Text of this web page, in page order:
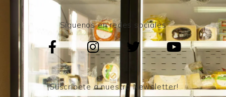
Síguenos en redes sociales
¡Suscríbete a nuestro Newsletter!